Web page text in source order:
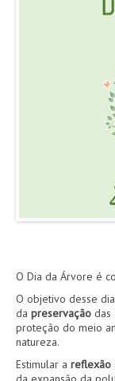
OUVIDORIA
REDES SOCIAIS
FACEBOOK
O Dia da Árvore é
O objetivo desse
da preservação das
proteção do meio
natureza.
Estimular a reflexão